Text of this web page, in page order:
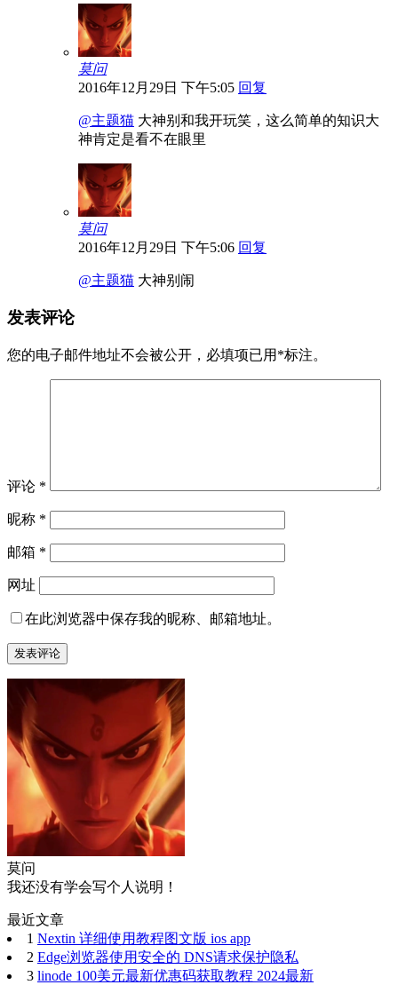
莫问
2016年12月29日 下午5:05 回复
@主题猫 大神别和我开玩笑，这么简单的知识大
神肯定是看不在眼里
莫问
2016年12月29日 下午5:06 回复
@主题猫 大神别闹
发表评论
您的电子邮件地址不会被公开， 必填项已用 *标注。
评论 *
昵称 *
邮箱 *
网址
在此浏览器中保存我的昵称、邮箱地址。
莫问
我还没有学会写个人说明！
最近文章
1 Nextin 详细使用教程图文版 ios app
2 Edge浏览器使用安全的 DNS请求保护隐私
3 linode 100美元最新优惠码获取教程 2024最新